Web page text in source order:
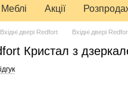
Меблі Акції
Вхідні двері Redfort Вхідні двері
Кристал з